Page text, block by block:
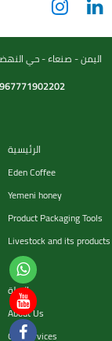
اليمن - صنعاء - حي
الرئيسية
Eden Coffee
Yemeni honey
Product Packaging Tools
Livestock and its products
السلة
About Us
Our services